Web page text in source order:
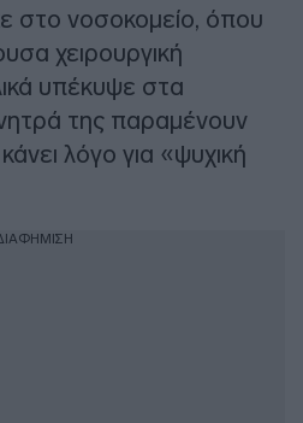
στο νοσοκομείο, όπου
χειρουργική
υπέκυψε στα
της παραμένουν
λόγο για «ψυχική